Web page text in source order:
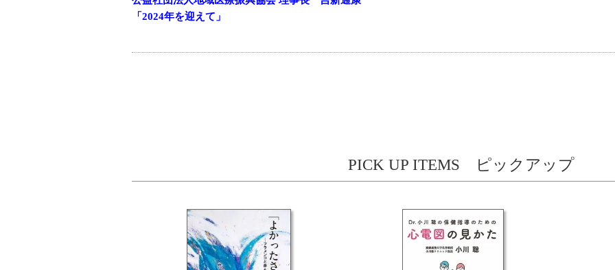
「2024年を迎えて」
PICK UP ITEMS ピックアップ